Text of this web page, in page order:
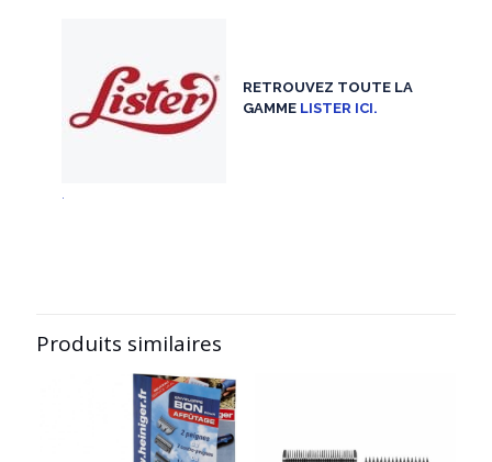
RETROUVEZ TOUTE LA
GAMME LISTER ICI.
.
Produits similaires